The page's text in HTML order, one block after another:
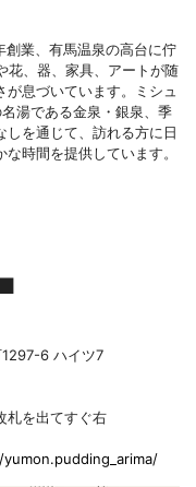
業、有馬温泉の高台に佇
花、器、家具、アートが随
息づいています。ミシュ
湯である金泉・銀泉、季
を通じて、訪れる方に日
時間を提供しています。
6 ハイツ7
札を出てすぐ右